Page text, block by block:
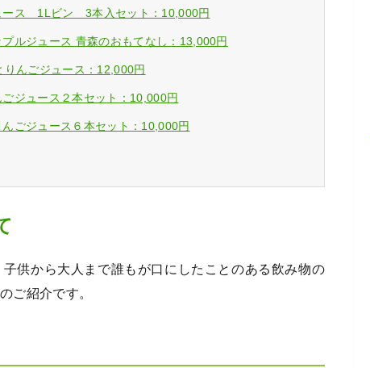
ース 1Lビン 3本入セット：10,000円
ルジュース 青森のおもてなし：13,000円
りんごジュース：12,000円
ジュース２本セット：10,000円
ごジュース６本セット：10,000円
供から大人まで誰もが口にしたことのある飲み物の
ご紹介です。